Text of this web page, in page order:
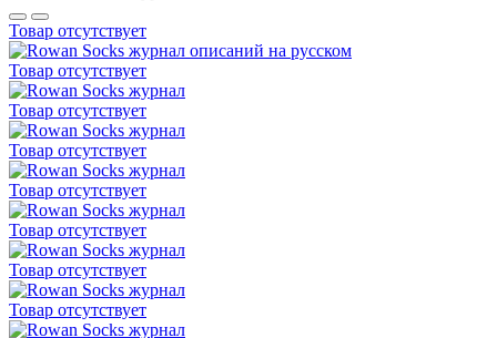
Товар отсутствует
Товар отсутствует
Товар отсутствует
Товар отсутствует
Товар отсутствует
Товар отсутствует
Товар отсутствует
Товар отсутствует